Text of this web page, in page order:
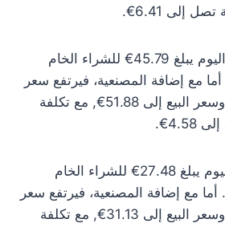
إلى 6.41€.
سعر الذهب عيار 10 اليوم يبلغ 45.79€ للشراء الخام
أما مع إضافة المصنعية، فيرتفع سعر
الشراء إلى 50.37€ وسعر البيع إلى 51.88€, مع تكلفة
سعر الذهب عيار 6 اليوم يبلغ 27.48€ للشراء الخام
أما مع إضافة المصنعية، فيرتفع سعر
الشراء إلى 30.22€ وسعر البيع إلى 31.13€, مع تكلفة